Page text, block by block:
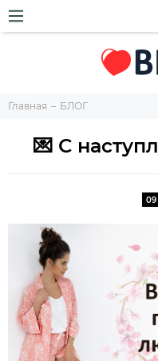
Главная БЛОГ
💌 С